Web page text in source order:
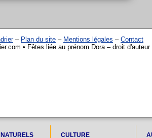
– Plan du site – Mentions légales – Contact
• Fêtes liée au prénom Dora – droit
CULTURE